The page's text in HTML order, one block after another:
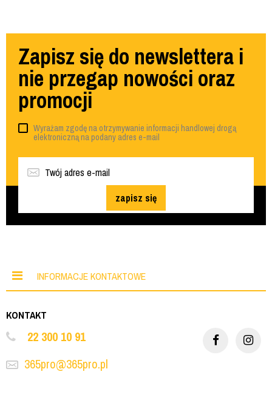
Zapisz się do newslettera i
nie przegap nowości oraz
promocji
Wyrażam zgodę na otrzymywanie informacji handlowej drogą
elektroniczną na podany adres e-mail
zapisz się
INFORMACJE KONTAKTOWE
KONTAKT
22 300 10 91
365pro@365pro.pl